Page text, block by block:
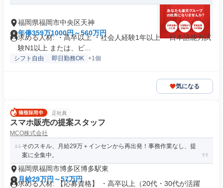
福岡県福岡市中央区天神
年俸359万1000円～560万円
求める人材: ・高卒以上 ・社会人経験1年以上 ・日本語能力試
験N1以上 または、ビ...
シフト自由 即日勤務OK +1個
気になる
正社員
スマホ販売の提案スタッフ
MCO株式会社
そのスキル、月給29万＋インセンから再出発！事務作業なし、提
案に全集中。
福岡県福岡市博多区博多駅東
月給29万円～57万円
求める人材: 【応募資格】 ・高卒以上（20代・30代が活躍